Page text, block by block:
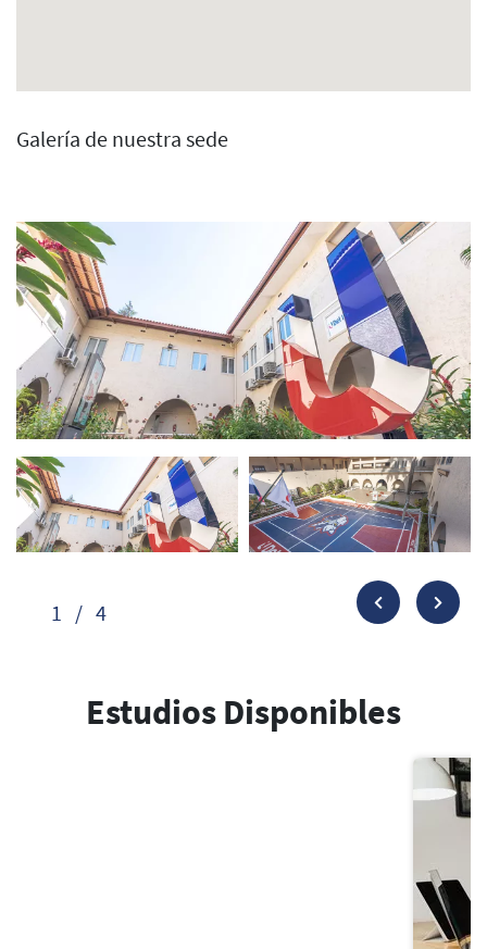
Galería de nuestra sede
1 / 4
Estudios Disponibles